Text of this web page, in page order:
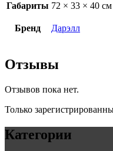
Габариты 72 × 33 × 40 см
Бренд Дарэлл
Отзывы
Отзывов пока нет.
Только
Категории